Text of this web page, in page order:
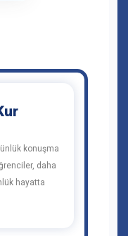
konuşma
daha
hayatta